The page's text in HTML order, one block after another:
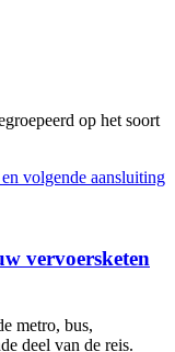
op het soort
vervoersketen
metro, bus,
deel van de reis.